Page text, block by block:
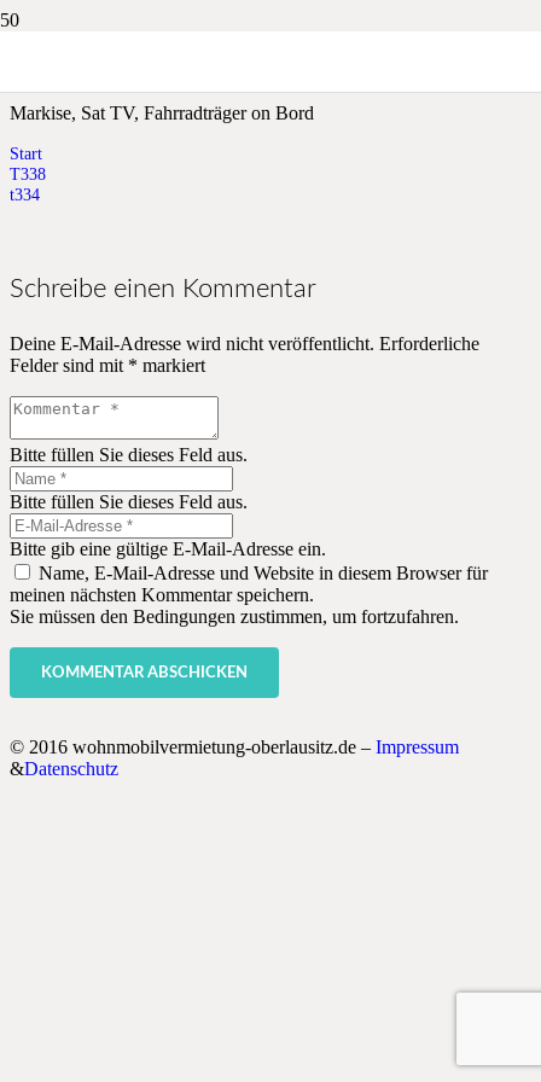
Markise, Sat TV, Fahrradträger on Bord
Start
T338
t334
Schreibe einen Kommentar
Deine E-Mail-Adresse wird nicht veröffentlicht. Erforderliche
Felder sind mit * markiert
Bitte füllen Sie dieses Feld aus.
Bitte füllen Sie dieses Feld aus.
Bitte gib eine gültige E-Mail-Adresse ein.
Name, E-Mail-Adresse und Website in diesem Browser für
meinen nächsten Kommentar speichern.
Sie müssen den Bedingungen zustimmen, um fortzufahren.
KOMMENTAR ABSCHICKEN
© 2016 wohnmobilvermietung-oberlausitz.de – Impressum
&Datenschutz